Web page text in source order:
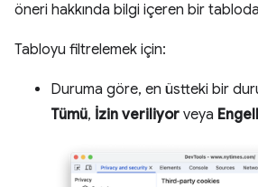
öneri hakkında bilgi içeren bir
Tabloyu filtrelemek için:
Duruma göre, en üstteki bir
Tümü, İzin veriliyor veya